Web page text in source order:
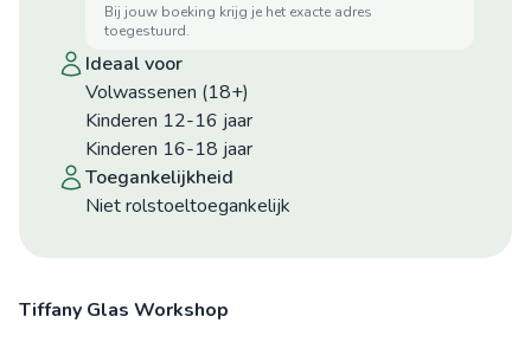
bij jouw boeking krijg je het exacte adres
toegestuurd.
ideaal voor
Volwassenen (18+)
Kinderen 12-16 jaar
Kinderen 16-18 jaar
toegankelijkheid
niet rolstoeltoegankelijk
Tiffany Glas Workshop